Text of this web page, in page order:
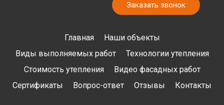
Главная
Наши объекты
Виды выполняемых работ
Технологии утепления
Стоимость утепления
Видео фасадных работ
Сертификаты
Вопрос-ответ Отзывы Контакты
Заказать звонок